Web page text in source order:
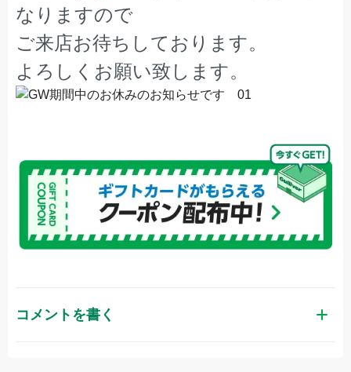
なりますので
ご来店お待ちしております。
よろしくお願い致します。
コメントを書く